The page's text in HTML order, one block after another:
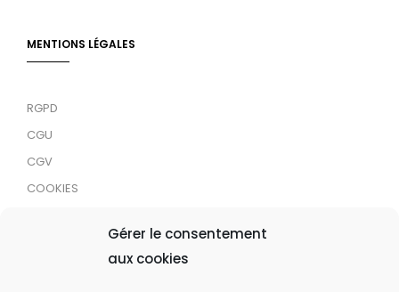
Gérer le consentement
aux cookies
MENTIONS LÉGALES
RGPD
CGU
CGV
COOKIES